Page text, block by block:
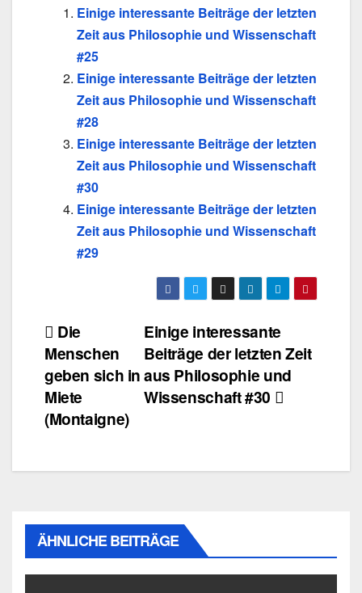
Einige interessante Beiträge der letzten
Zeit aus Philosophie und Wissenschaft
#25
Einige interessante Beiträge der letzten
Zeit aus Philosophie und Wissenschaft
#28
Einige interessante Beiträge der letzten
Zeit aus Philosophie und Wissenschaft
#30
Einige interessante Beiträge der letzten
Zeit aus Philosophie und Wissenschaft
#29
Beitragsnavigation
Einige interessante
Beiträge der letzten Zeit
aus Philosophie und
Wissenschaft #30
Die
Menschen
geben sich in
Miete
(Montaigne)
ÄHNLICHE BEITRÄGE